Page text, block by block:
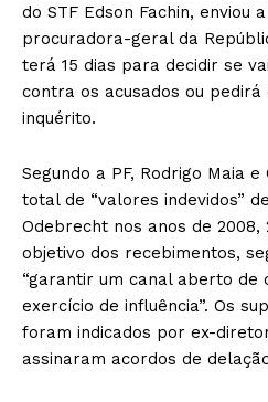
do STF Edson Fachin, enviou
procuradora-geral da
terá 15 dias para decidir se
contra os acusados ou pedirá
inquérito.
Segundo a PF, Rodrigo Maia
total de “valores indevidos”
Odebrecht nos anos de 2008,
objetivo dos recebimentos,
“garantir um canal aberto de
exercício de influência”. Os
foram indicados por ex-
assinaram acordos de